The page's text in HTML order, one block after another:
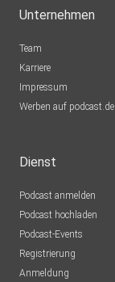
Unternehmen
Team
Karriere
Impressum
Werben auf podcast.de
Dienst
Podcast anmelden
Podcast hochladen
Podcast-Events
Registrierung
Anmeldung